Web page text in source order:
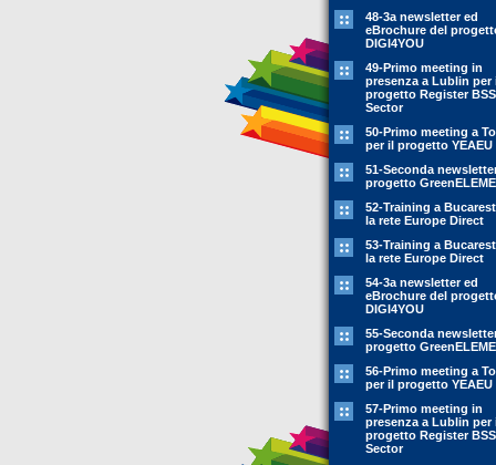
48-3a newsletter ed
eBrochure del
DIGI4YOU
49-Primo meeting in
presenza a Lublin per
progetto Register BSS
Sector
50-Primo meeting a
per il progetto YEAEU
51-Seconda
progetto
52-Training a
la rete Europe Direct
53-Training a
la rete Europe Direct
54-3a newsletter ed
eBrochure del
DIGI4YOU
55-Seconda
progetto
56-Primo meeting a
per il progetto YEAEU
57-Primo meeting in
presenza a Lublin per
progetto Register BSS
Sector